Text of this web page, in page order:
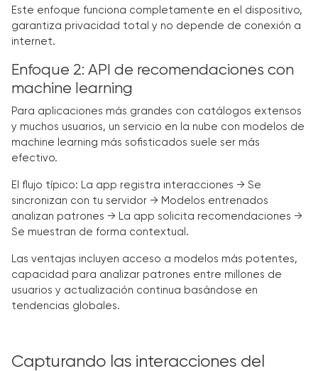
Este enfoque funciona completamente en el dispositivo,
garantiza privacidad total y no depende de conexión a
internet.
Enfoque 2: API de recomendaciones con
machine learning
Para aplicaciones más grandes con catálogos extensos
y muchos usuarios, un servicio en la nube con modelos de
machine learning más sofisticados suele ser más
efectivo.
El flujo típico: La app registra interacciones → Se
sincronizan con tu servidor → Modelos entrenados
analizan patrones → La app solicita recomendaciones →
Se muestran de forma contextual.
Las ventajas incluyen acceso a modelos más potentes,
capacidad para analizar patrones entre millones de
usuarios y actualización continua basándose en
tendencias globales.
Capturando las interacciones del